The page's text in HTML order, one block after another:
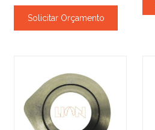
Solicitar Orçamento